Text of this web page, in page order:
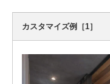
カスタマイズ例［1］